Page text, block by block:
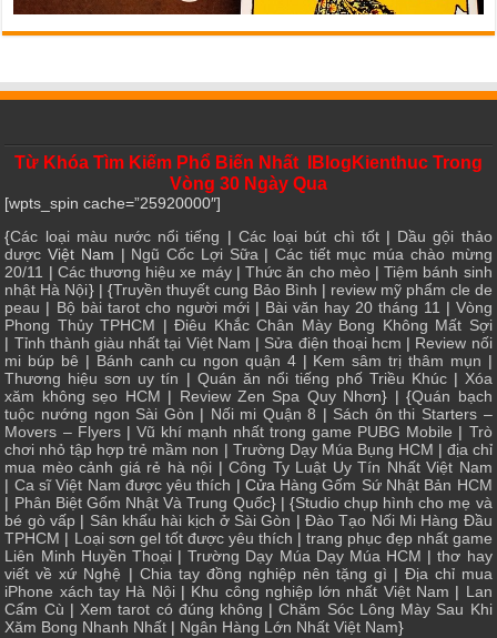
Từ Khóa Tìm Kiếm Phổ Biến Nhất IBlogKienthuc Trong
Vòng 30 Ngày Qua
[wpts_spin cache=”25920000″]
{Các loại màu nước nổi tiếng | Các loại bút chì tốt| Dầu gội thảo
dược Việt Nam | Ngũ Cốc Lợi Sữa| Các tiết mục múa chào mừng
20/11 | Các thương hiệu xe máy|Thức ăn cho mèo|Tiệm bánh sinh
nhật Hà Nội} | {Truyền thuyết cung Bảo Bình | review mỹ phẩm cle de
peau | Bộ bài tarot cho người mới| Bài văn hay 20 tháng 11 | Vòng
Phong Thủy TPHCM |Điêu Khắc Chân Mày Bong Không Mất Sợi
| Tỉnh thành giàu nhất tại Việt Nam | Sửa điện thoại hcm | Review nối
mi búp bê | Bánh canh cu ngon quận 4| Kem sâm trị thâm mụn |
Thương hiệu sơn uy tín | Quán ăn nổi tiếng phố Triều Khúc| Xóa
xăm không sẹo HCM | Review Zen Spa Quy Nhơn} | {Quán bạch
tuộc nướng ngon Sài Gòn | Nối mi Quận 8 | Sách ôn thi Starters –
Movers – Flyers| Vũ khí mạnh nhất trong game PUBG Mobile | Trò
chơi nhỏ tập hợp trẻ mầm non | Trường Dạy Múa Bụng HCM | địa chỉ
mua mèo cảnh giá rẻ hà nội |Công Ty Luật Uy Tín Nhất Việt Nam
| Ca sĩ Việt Nam được yêu thích | Cửa Hàng Gốm Sứ Nhật Bản HCM
| Phân Biệt Gốm Nhật Và Trung Quốc} | {Studio chụp hình cho mẹ và
bé gò vấp | Sân khấu hài kịch ở Sài Gòn |Đào Tạo Nối Mi Hàng Đầu
TPHCM | Loại sơn gel tốt được yêu thích | trang phục đẹp nhất game
Liên Minh Huyền Thoại|Trường Dạy Múa Dạy Múa HCM |thơ hay
viết về xứ Nghệ | Chia tay đồng nghiệp nên tặng gì | Địa chỉ mua
iPhone xách tay Hà Nội| Khu công nghiệp lớn nhất Việt Nam | Lan
Cẩm Cù |Xem tarot có đúng không |Chăm Sóc Lông Mày Sau Khi
Xăm Bong Nhanh Nhất | Ngân Hàng Lớn Nhất Việt Nam}